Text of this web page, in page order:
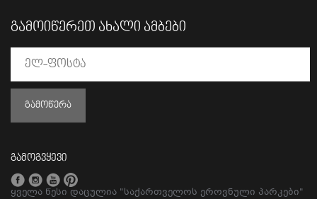
ᲒᲐᲛᲝᲘᲬᲔᲠᲔᲗ ᲐᲮᲐᲚᲘ ᲐᲛᲑᲔᲑᲘ
ᲒᲐᲛᲝᲬᲔᲠᲐ
გამოგვყევი
ყველა წესი დაცულია "საქართველოს ეროვნული პარკები"